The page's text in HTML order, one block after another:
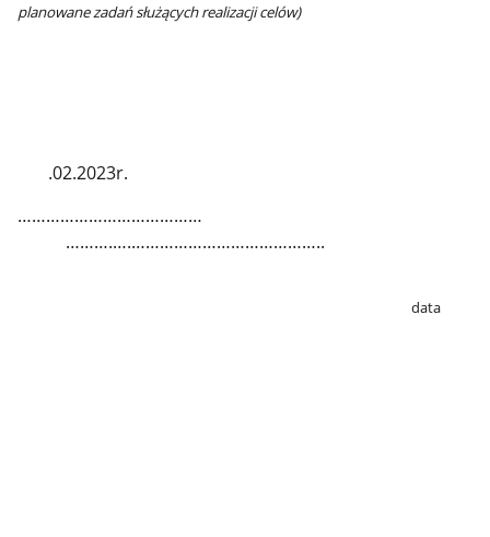
planowane zadań służących realizacji celów)
.02.2023r.
…………………………………
……….….…………………………………..
data